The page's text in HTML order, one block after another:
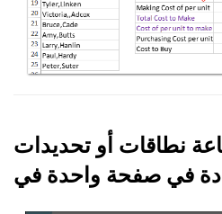
نطاقات أو تحديدات